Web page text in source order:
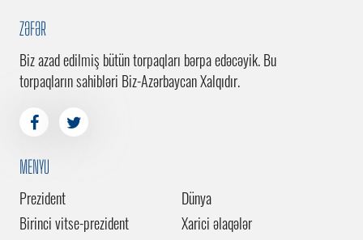
ZƏFƏR
Biz azad edilmiş bütün torpaqları bərpa edəcəyik. Bu
torpaqların sahibləri Biz-Azərbaycan Xalqıdır.
MENYU
Prezident
Birinci vitse-prezident
Dünya
Xarici əlaqələr